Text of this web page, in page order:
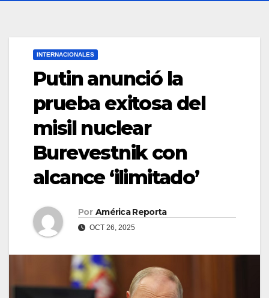
INTERNACIONALES
Putin anunció la
prueba exitosa del
misil nuclear
Burevestnik con
alcance ‘ilimitado’
Por América Reporta
OCT 26, 2025